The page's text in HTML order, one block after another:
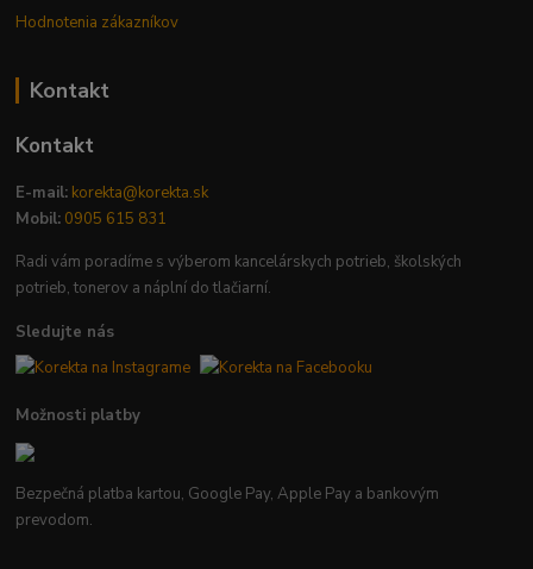
Hodnotenia zákazníkov
Kontakt
Kontakt
E-mail: korekta@korekta.sk
Mobil: 0905 615 831
Radi vám poradíme s výberom kancelárskych potrieb, školských
potrieb, tonerov a náplní do tlačiarní.
Sledujte nás
Možnosti platby
Bezpečná platba kartou, Google Pay, Apple Pay a bankovým
prevodom.